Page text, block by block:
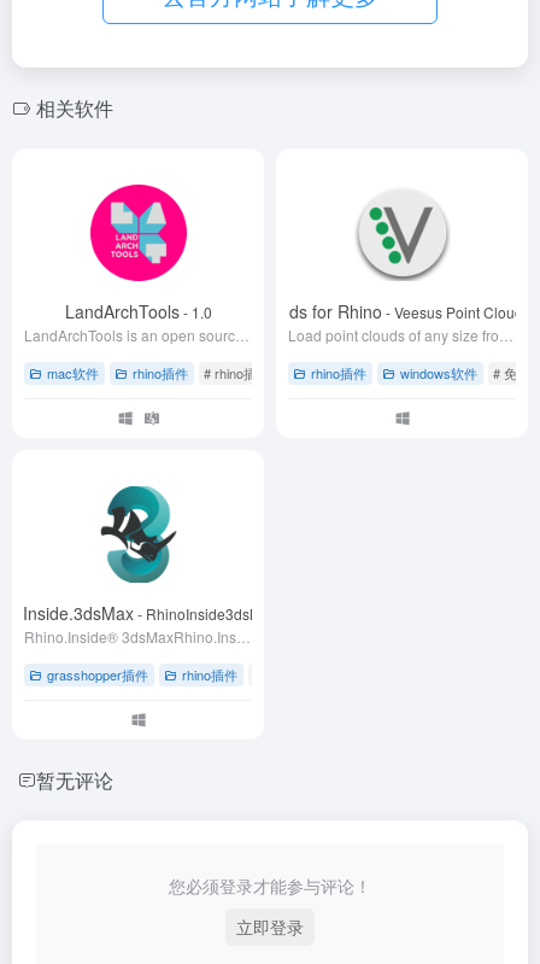
相关软件
LandArchTools- 1.0
mac软件 rhino插件 # rhino插件 # rhino犀牛软件 # 工作效率
Point Clouds for Rhino - Veesus Point Clouds
rhino插件 windows软件 # 免费
- RhinoInside3dsMax1.0
grasshopper插件 rhino插件
暂无评论
您必须登录才能参与评论！
立即登录